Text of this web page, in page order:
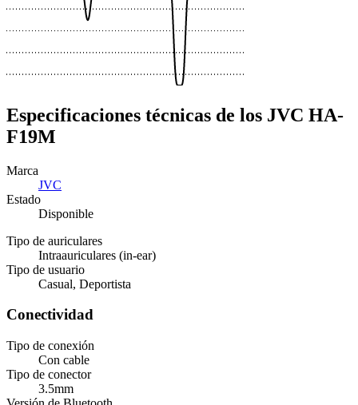
Especificaciones técnicas de los JVC HA-
F19M
Marca
JVC
Estado
Disponible
Tipo de auriculares
Intraauriculares (in-ear)
Tipo de usuario
Casual, Deportista
Conectividad
Tipo de conexión
Con cable
Tipo de conector
3.5mm